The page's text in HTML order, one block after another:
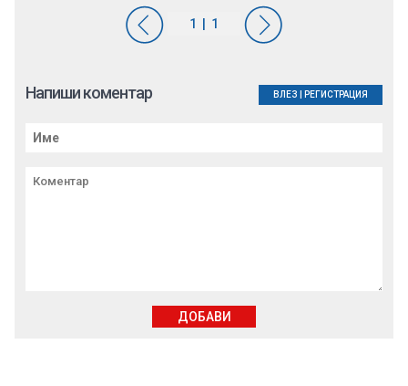
Напиши коментар ВЛЕЗ РЕГИСТРАЦИЯ
ДОБАВИ